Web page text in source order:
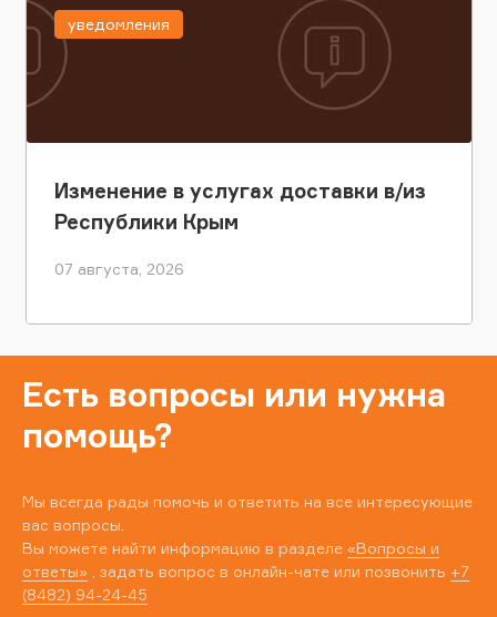
Изменение в услугах доставки в/из
Республики Крым
07 августа, 2026
уведомления
Есть вопросы или нужна
помощь?
Мы всегда рады помочь и ответить на все интересующие
вас вопросы.
Вы можете найти информацию в разделе «Вопросы и
ответы» , задать вопрос в онлайн-чате или позвонить +7
(8482) 94-24-45